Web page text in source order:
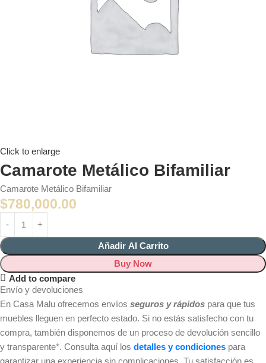
Click to enlarge
Camarote Metálico Bifamiliar
Camarote Metálico Bifamiliar
$780,000.00
Añadir Al Carrito
Buy Now
Add to compare
Envío y devoluciones
En Casa Malu ofrecemos envíos seguros y rápidos para que tus
muebles lleguen en perfecto estado. Si no estás satisfecho con tu
compra, también disponemos de un proceso de devolución sencillo
y transparente*. Consulta aquí los detalles y condiciones para
garantizar una experiencia sin complicaciones. Tu satisfacción es